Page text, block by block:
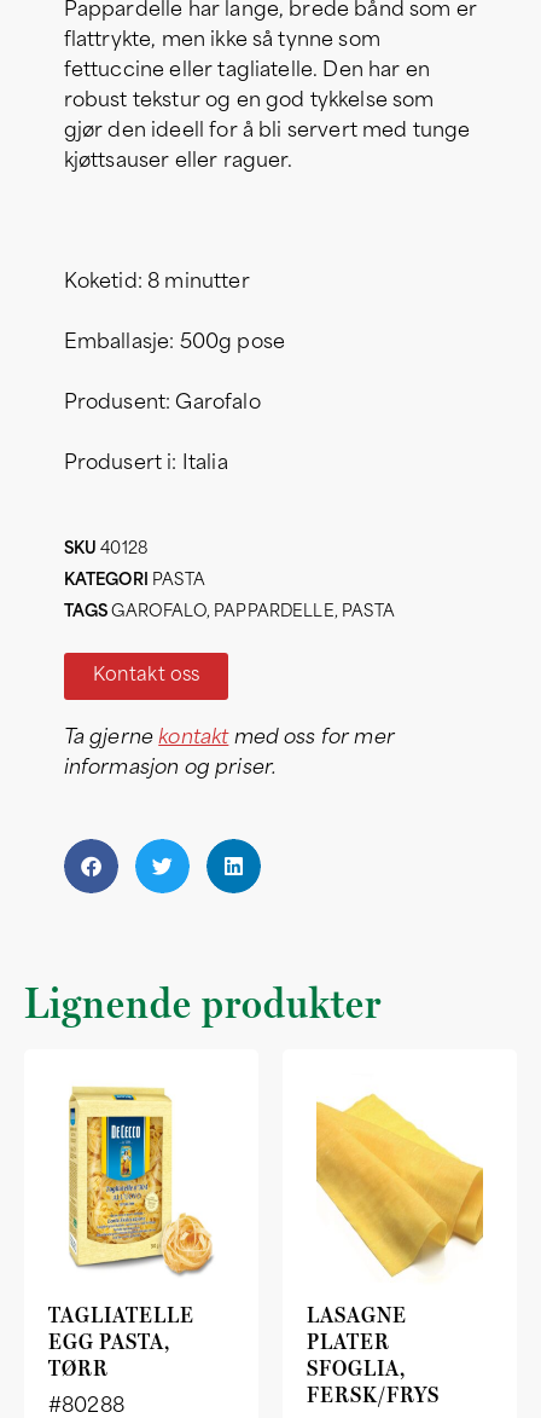
Pappardelle har lange, brede bånd som er
flattrykte, men ikke så tynne som
fettuccine eller tagliatelle. Den har en
robust tekstur og en god tykkelse som
gjør den ideell for å bli servert med tunge
kjøttsauser eller raguer.
Koketid: 8 minutter
Emballasje: 500g pose
Produsent: Garofalo
Produsert i: Italia
SKU40128
KATEGORI
PASTA
TAGS GAROFALO, PAPPARDELLE, PASTA
Kontakt oss
Ta gjernekontaktmed oss for mer
informasjon og priser.
Lignende produkter
TAGLIATELLE
EGG PASTA,
TØRR
#80288
LASAGNE
PLATER
SFOGLIA,
FERSK/FRYS